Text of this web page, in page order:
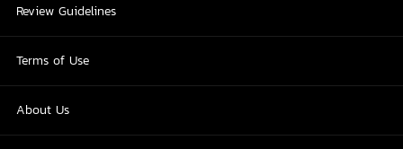
Review Guidelines
Terms of Use
About Us